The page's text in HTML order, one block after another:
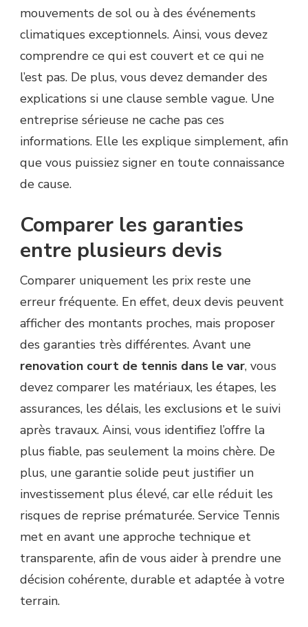
mouvements de sol ou à des événements
climatiques exceptionnels. Ainsi, vous devez
comprendre ce qui est couvert et ce qui ne
l’est pas. De plus, vous devez demander des
explications si une clause semble vague. Une
entreprise sérieuse ne cache pas ces
informations. Elle les explique simplement, afin
que vous puissiez signer en toute connaissance
de cause.
Comparer les garanties
entre plusieurs devis
Comparer uniquement les prix reste une
erreur fréquente. En effet, deux devis peuvent
afficher des montants proches, mais proposer
des garanties très différentes. Avant une
renovation court de tennis dans le var, vous
devez comparer les matériaux, les étapes, les
assurances, les délais, les exclusions et le suivi
après travaux. Ainsi, vous identifiez l’offre la
plus fiable, pas seulement la moins chère. De
plus, une garantie solide peut justifier un
investissement plus élevé, car elle réduit les
risques de reprise prématurée. Service Tennis
met en avant une approche technique et
transparente, afin de vous aider à prendre une
décision cohérente, durable et adaptée à votre
terrain.